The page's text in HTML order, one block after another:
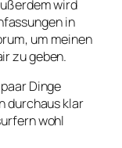
wird
in
um meinen
zu geben.
Dinge
durchaus klar
wohl